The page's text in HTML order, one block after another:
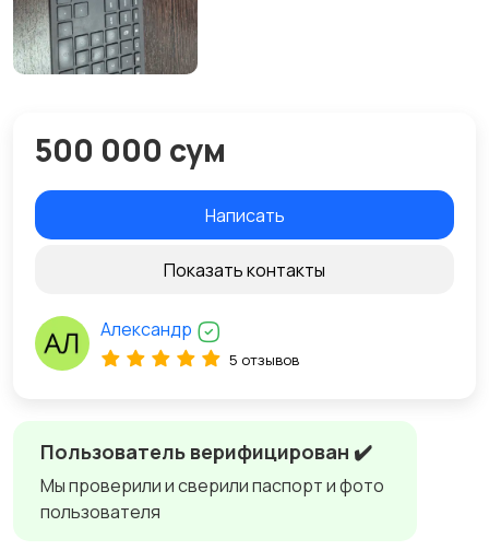
Пользователь верифицирован ✔️
Мы проверили и сверили паспорт и фото
пользователя
500 000 сум
Написать
Показать контакты
Александр
5 отзывов